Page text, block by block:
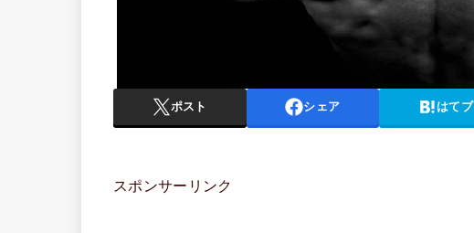
ポスト シェア はてブ
スポンサーリンク